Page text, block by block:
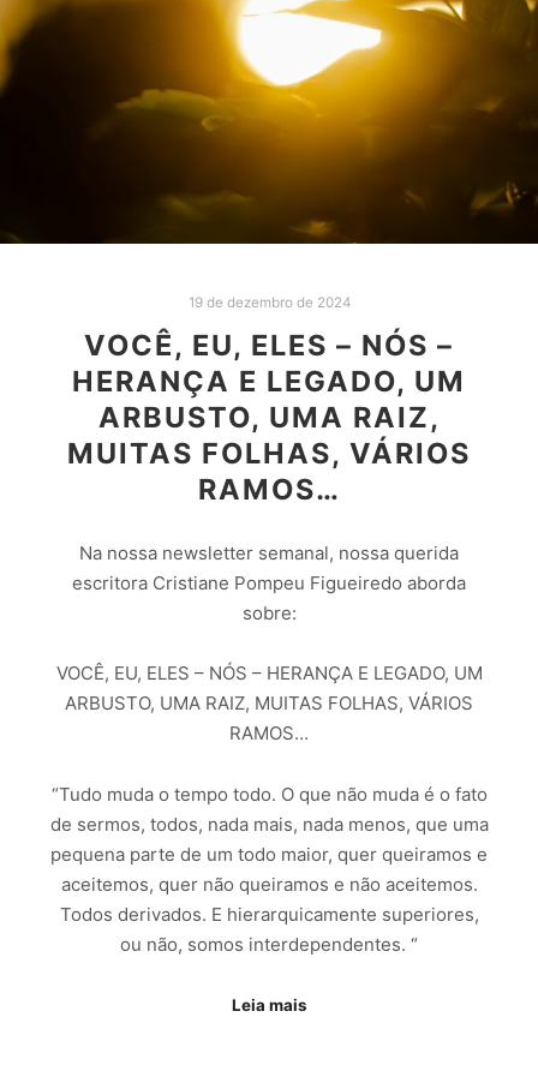
19 de dezembro de 2024
VOCÊ, EU, ELES – NÓS –
HERANÇA E LEGADO, UM
ARBUSTO, UMA RAIZ,
MUITAS FOLHAS, VÁRIOS
RAMOS…
Na nossa newsletter semanal, nossa querida
escritora Cristiane Pompeu Figueiredo aborda
sobre:
VOCÊ, EU, ELES – NÓS – HERANÇA E LEGADO, UM
ARBUSTO, UMA RAIZ, MUITAS FOLHAS, VÁRIOS
RAMOS…
“Tudo muda o tempo todo. O que não muda é o fato
de sermos, todos, nada mais, nada menos, que uma
pequena parte de um todo maior, quer queiramos e
aceitemos, quer não queiramos e não aceitemos.
Todos derivados. E hierarquicamente superiores,
ou não, somos interdependentes. “
Leia mais